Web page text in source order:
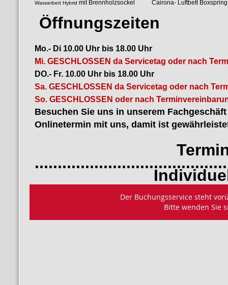
Wasserbett Hybrid mit Brennholzsockel Cairona-
Öffnungszeiten
Mo.- Di 10.00 Uhr bis 18.00 Uhr
Mi. GESCHLOSSEN da Servicetag oder nach
DO.- Fr. 10.00 Uhr bis 18.00 Uhr
Sa. GESCHLOSSEN da Servicetag oder nach
So. GESCHLOSSEN oder nach
Besuchen Sie uns in unserem
Onlinetermin mit uns, damit ist
Termin
Individuelles